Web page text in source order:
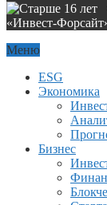
«Инвест-
Меню
ESG
Экономика
Бизнес